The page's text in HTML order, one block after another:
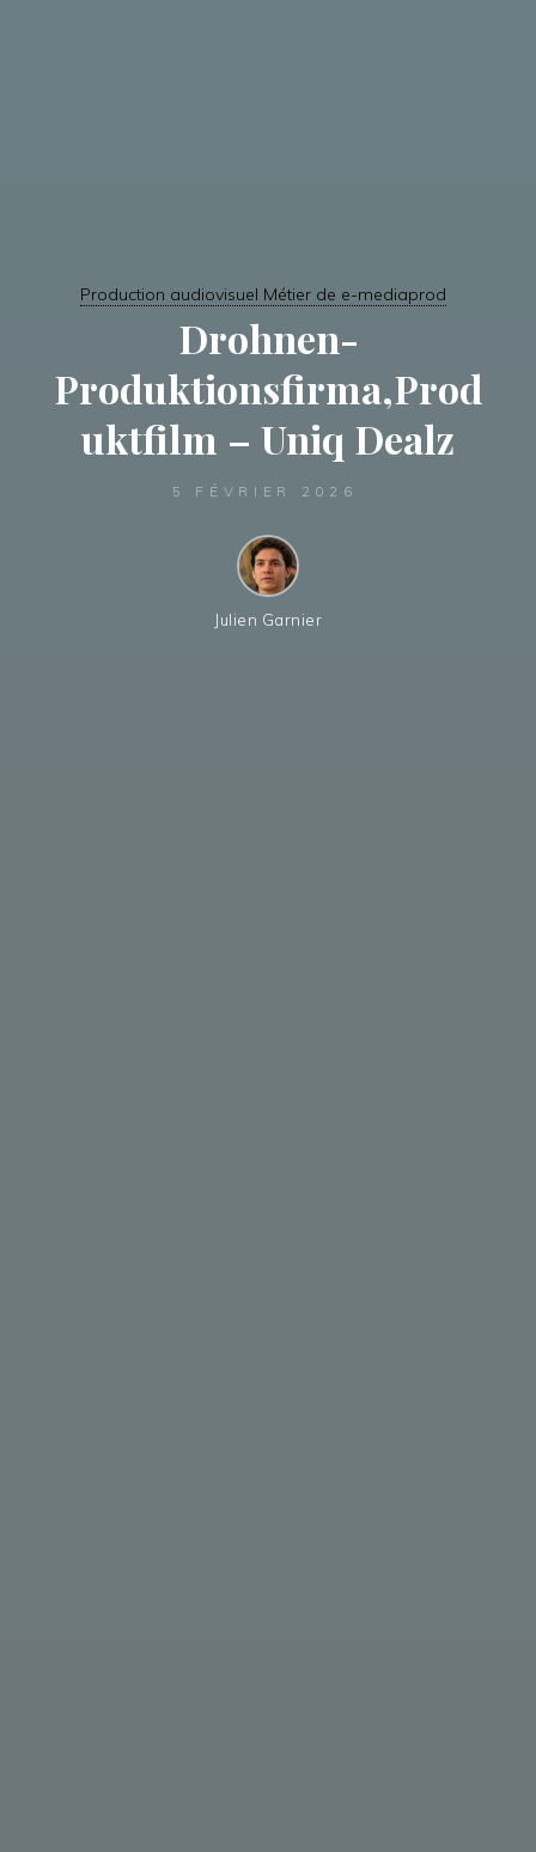
Production audiovisuel Métier de e-mediaprod
Drohnen-
Produktionsfirma,Prod
uktfilm – Uniq Dealz
5 FÉVRIER 2026
Julien Garnier